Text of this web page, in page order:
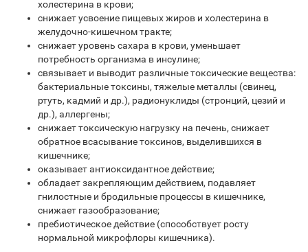
холестерина в крови;
снижает усвоение пищевых жиров и холестерина в
желудочно-кишечном тракте;
снижает уровень сахара в крови, уменьшает
потребность организма в инсулине;
связывает и выводит различные токсические вещества:
бактериальные токсины, тяжелые металлы (свинец,
ртуть, кадмий и др.), радионуклиды (стронций, цезий и
др.), аллергены;
снижает токсическую нагрузку на печень, снижает
обратное всасывание токсинов, выделившихся в
кишечнике;
оказывает антиоксидантное действие;
обладает закрепляющим действием, подавляет
гнилостные и бродильные процессы в кишечнике,
снижает газообразование;
пребиотическое действие (способствует росту
нормальной микрофлоры кишечника).